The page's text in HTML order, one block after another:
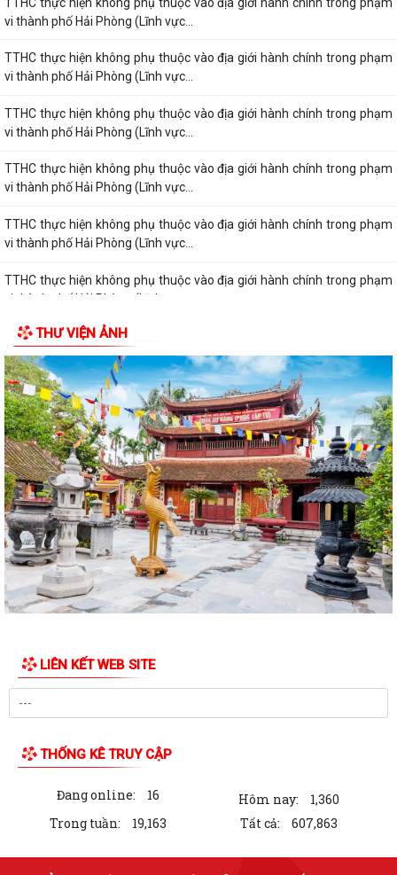
vi thành phố Hải Phòng (Lĩnh vực...
TTHC thực hiện không phụ thuộc vào địa giới hành chính trong phạm
vi thành phố Hải Phòng (Lĩnh vực...
TTHC thực hiện không phụ thuộc vào địa giới hành chính trong phạm
vi thành phố Hải Phòng (Lĩnh vực...
TTHC thực hiện không phụ thuộc vào địa giới hành chính trong phạm
vi thành phố Hải Phòng (Lĩnh vực...
TTHC thực hiện không phụ thuộc vào địa giới hành chính trong phạm
vi thành phố Hải Phòng (Lĩnh vực...
TTHC thực hiện không phụ thuộc vào địa giới hành chính trong phạm
vi thành phố Hải Phòng (Lĩnh vực...
TTHC thực hiện không phụ thuộc vào địa giới hành chính trong phạm
vi thành phố Hải Phòng (Lĩnh vực...
TTHC thực hiện không phụ thuộc vào địa giới hành chính trong phạm
vi thành phố Hải Phòng (Lĩnh vực...
TTHC thực hiện không phụ thuộc vào địa giới hành chính trong phạm
vi thành phố Hải Phòng (Lĩnh vực...
Danh mục Thủ tục hành chính thuộc thẩm quyền giải quyết của Ủy
ban nhân dân xã Quyết Thắng
Công bố danh mục thủ tục hành chính ban hành mới, bị bãi bỏ lĩnh vực
hội nghị, hội thảo quốc tế...
Công bố danh mục thủ tục hành chính ban hành mới, bị bãi bỏ lĩnh vực
UBND XÃ QUYẾT THẮNG TỔ CHỨC HỘI NGHỊ ĐỐI THOẠI, TUYÊN
TRUYỀN VỀ CÔNG TÁC GIẢI PHÓNG MẶT BẰNG DỰ ÁN...
viên mầm non, phổ thông công lập từ...
THÔN THIÊN KHA PHỐI HỢP KÊ KHAI, KIỂM KÊ PHỤC...
Quyết định về việc công bố thủ tục hành chính nội bộ trong hệ thống
THƯ VIỆN ẢNH
LIÊN KẾT WEB SITE
THỐNG KÊ TRUY CẬP
Đang online: 16 Hôm nay:
1,360
Trong tuần:
19,163 Tất cả: 607,863